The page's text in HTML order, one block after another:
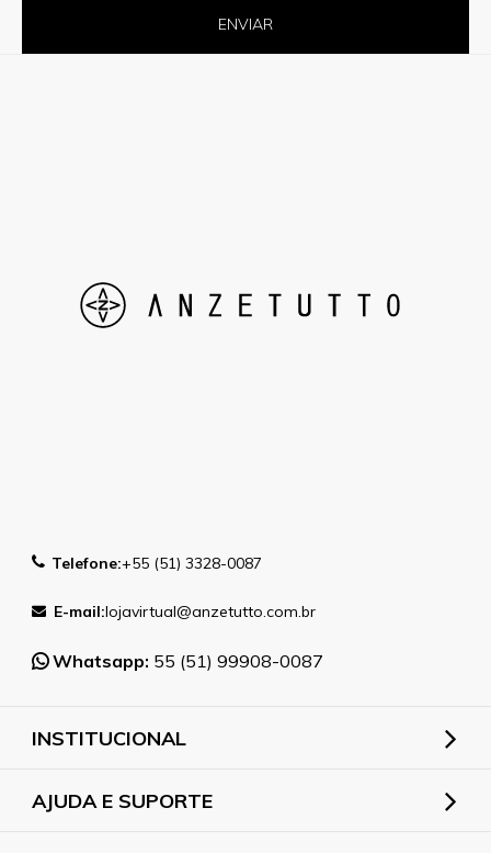
ENVIAR
Telefone:+55 (51) 3328-0087
E-mail:lojavirtual@anzetutto.com.br
Whatsapp: 55 (51) 99908-0087
INSTITUCIONAL
AJUDA E SUPORTE